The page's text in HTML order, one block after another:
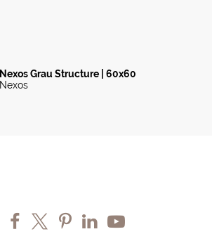
Nexos Grau Structure | 60x60
Nexos